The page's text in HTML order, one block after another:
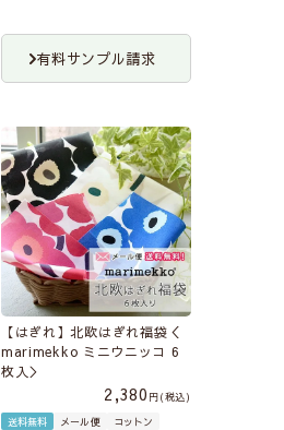
有料サンプル請求
【はぎれ】北欧はぎれ福袋＜
marimekko ミニウニッコ 6
枚入＞
2,380
税込
送料無料
メール便 コットン